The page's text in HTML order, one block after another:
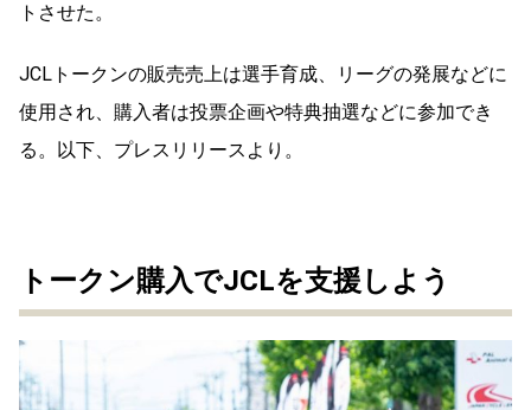
トさせた。
JCLトークンの販売売上は選手育成、リーグの発展などに
使用され、購入者は投票企画や特典抽選などに参加でき
る。以下、プレスリリースより。
トークン購入でJCLを支援しよう